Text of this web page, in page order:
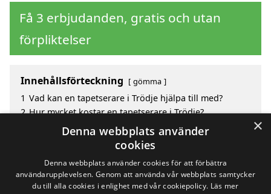
Få 3 erbjudanden, gratis och utan
förpliktelser
Innehållsförteckning gömma
1 Vad kan en tapetserare i Trödje hjälpa till med?
2 Hur mycket kostar en tapetserare i Trödje?
Fördelar med att välja tapetserare i Trödje
Sök efter en skicklig tapetserare i de omgivande
×
Denna webbplats använder
cookies
Denna webbplats använder cookies för att förbättra
användarupplevelsen. Genom att använda vår webbplats samtycker
du till alla cookies i enlighet med vår cookiepolicy. Läs mer